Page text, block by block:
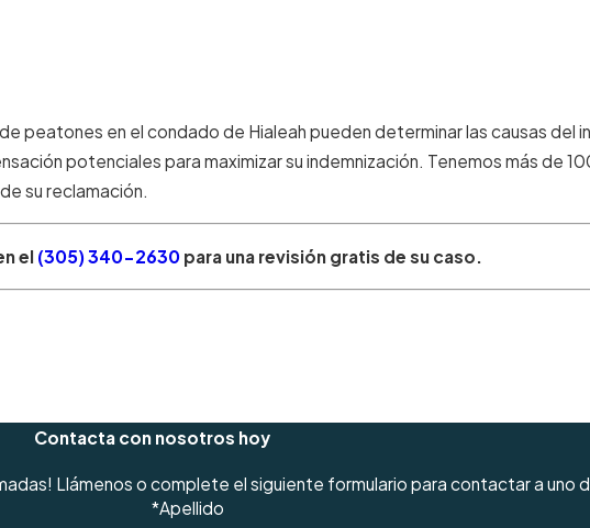
en el condado de Hialeah pueden determinar las causas del
potenciales para maximizar su indemnización. Tenemos más de
su reclamación.
el (305) 340-2630 para una revisión gratis de su caso.
Contacta con nosotros hoy
Llámenos o complete el siguiente formulario para contactar a uno
*Apellido